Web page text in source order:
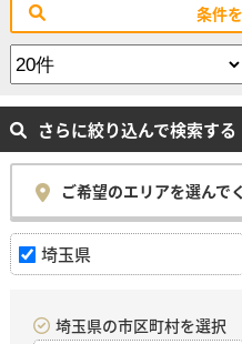
条件
さらに絞り込んで検索する
ご希望のエリアを選んで
埼玉県
埼玉県の市区町村を選択